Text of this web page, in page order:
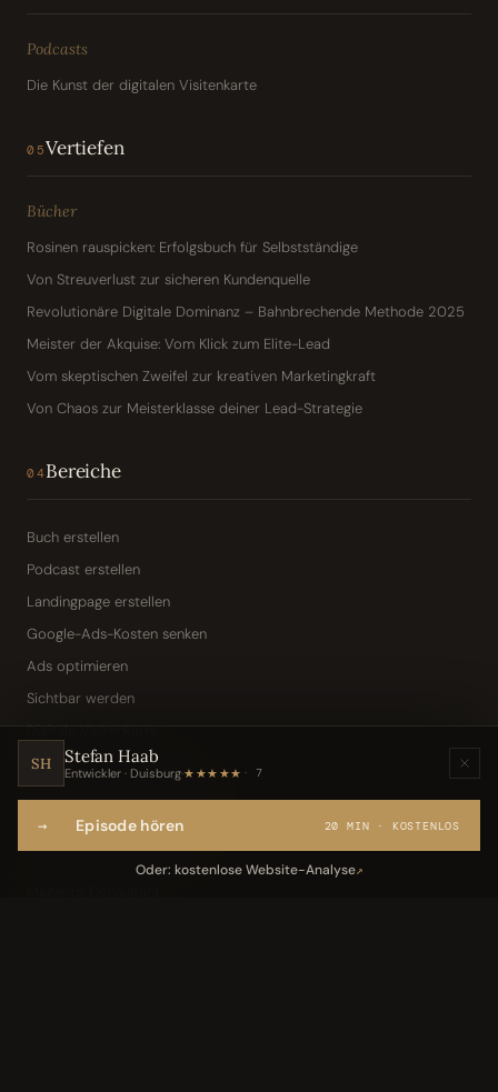
Podcasts
Die Kunst der digitalen Visitenkarte
05Vertiefen
Bücher
Rosinen rauspicken: Erfolgsbuch für Selbstständige
Von Streuverlust zur sicheren Kundenquelle
Revolutionäre Digitale Dominanz – Bahnbrechende Methode 2025
Meister der Akquise: Vom Klick zum Elite-Lead
Vom skeptischen Zweifel zur kreativen Marketingkraft
Von Chaos zur Meisterklasse deiner Lead-Strategie
04Bereiche
Buch erstellen
Podcast erstellen
Landingpage erstellen
Google-Ads-Kosten senken
Ads optimieren
Sichtbar werden
Digitale Visitenkarte
KI-Assistent (Toni · Jarvis)
Webseite per Sprache
SH Stefan Haab
Entwickler · Duisburg·★★★★★ 7
→ Episode hören 20 MIN · KOSTENLOS
Oder: kostenlose Website-Analyse↗